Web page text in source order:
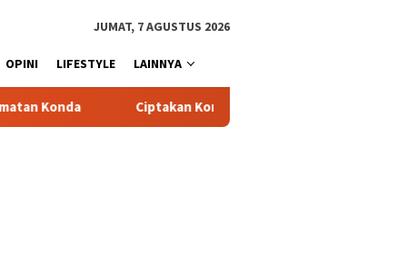
JUMAT, 7 AGUSTUS 2026
OPINI LIFESTYLE LAINNYA
Ciptakan Kondusifitas Wilayah, Sat Samapta Polres